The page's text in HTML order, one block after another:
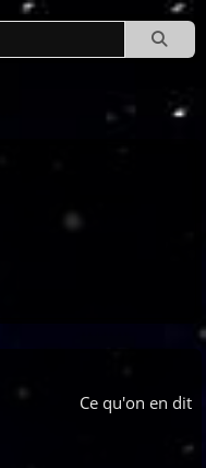
Ce qu'on en dit